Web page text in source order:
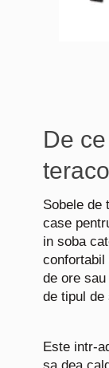
De
Sobele de
case
in soba
confortabil
de ore
de tipul de
Este intr-
sa dea